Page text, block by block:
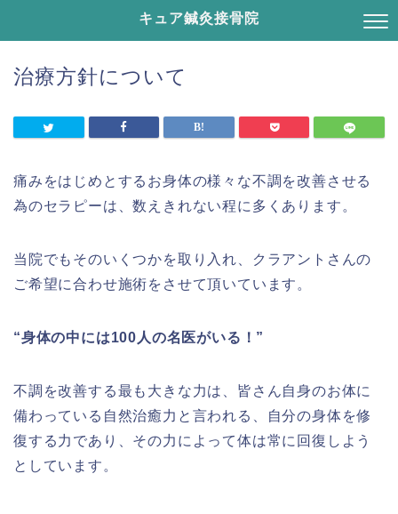
キュア鍼灸接骨院
治療方針について
痛みをはじめとするお身体の様々な不調を改善させる
為のセラピーは、数えきれない程に多くあります。
当院でもそのいくつかを取り入れ、クラアントさんの
ご希望に合わせ施術をさせて頂いています。
“身体の中には100人の名医がいる！”
不調を改善する最も大きな力は、皆さん自身のお体に
備わっている自然治癒力と言われる、自分の身体を修
復する力であり、その力によって体は常に回復しよう
としています。